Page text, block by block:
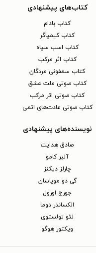
کتاب‌های پیشنهادی
کتاب بادام
کتاب کیمیاگر
کتاب اسب سیاه
کتاب اثر مرکب
کتاب سمفونی مردگان
کتاب صوتی ملت عشق
کتاب صوتی اثر مرکب
کتاب صوتی عادت‌های اتمی
نویسنده‌های پیشنهادی
صادق هدایت
آلبر کامو
چارلز دیکنز
گی دو موپاسان
جورج اورول
الکساندر دوما
لئو تولستوی
ویکتور هوگو